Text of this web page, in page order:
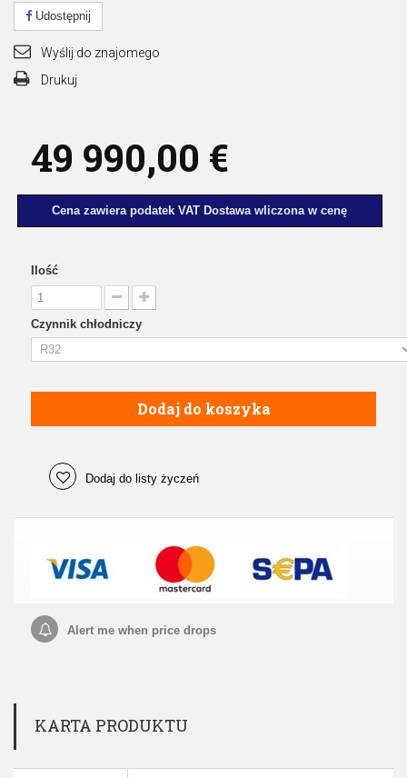
Udostępnij
Wyślij do znajomego
Drukuj
49 990,00 €
Cena zawiera podatek VAT Dostawa wliczona w cenę
Ilość
Czynnik chłodniczy
Dodaj do koszyka
Dodaj do listy życzeń
Alert me when price drops
KARTA PRODUKTU